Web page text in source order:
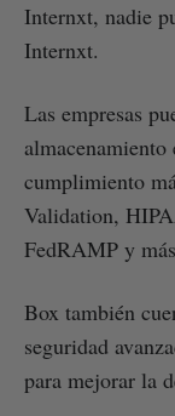
Internxt, nadie
Internxt.
Las empresas
almacenamiento
cumplimiento
Validation,
FedRAMP y
Box también
seguridad
para mejorar la